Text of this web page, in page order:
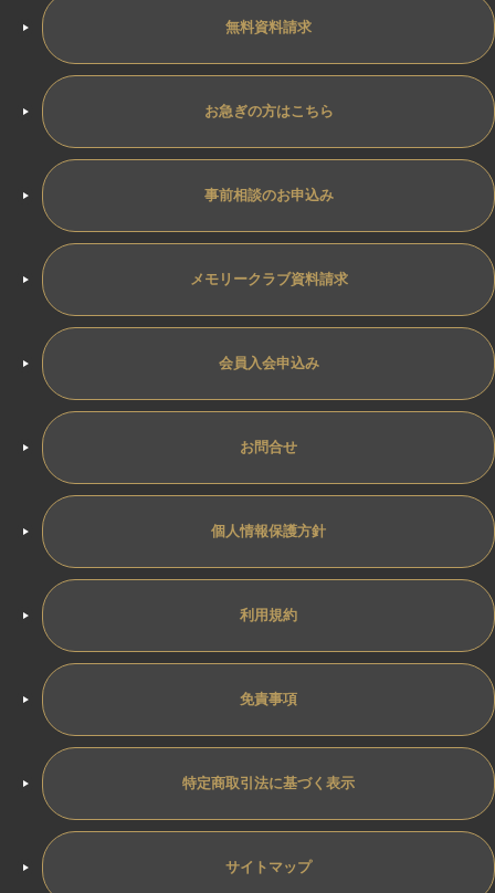
無料資料請求
お急ぎの方はこちら
事前相談のお申込み
メモリークラブ資料請求
会員入会申込み
お問合せ
個人情報保護方針
利用規約
免責事項
特定商取引法に基づく表示
サイトマップ